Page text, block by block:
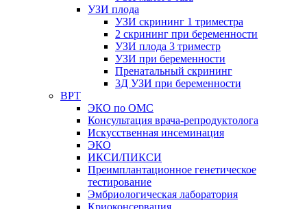
УЗИ плода
УЗИ скрининг 1 триместра
2 скрининг при беременности
УЗИ плода 3 триместр
УЗИ при беременности
Пренатальный скрининг
3Д УЗИ при беременности
ВРТ
ЭКО по ОМС
Консультация врача-репродуктолога
Искусственная инсеминация
ЭКО
ИКСИ/ПИКСИ
Преимплантационное генетическое
тестирование
Эмбриологическая лаборатория
Криоконсервация